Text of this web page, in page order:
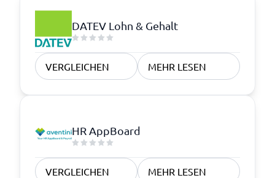
DATEV Lohn & Gehalt
VERGLEICHEN MEHR LESEN
HR AppBoard
VERGLEICHEN MEHR LESEN